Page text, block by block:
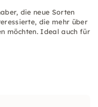
die neue Sorten
die mehr über
möchten. Ideal auch für